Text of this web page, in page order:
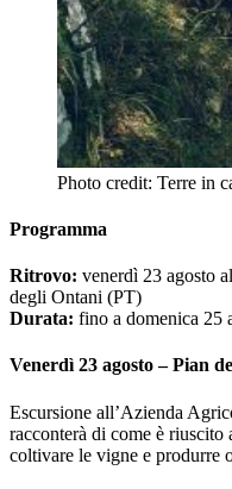
Photo credit: Terre in
Programma
Ritrovo: venerdì 23 agosto
degli Ontani (PT)
Durata: fino a domenica 25
Venerdì 23 agosto – Pian
Escursione all’Azienda
racconterà di come è riuscito
coltivare le vigne e produrre